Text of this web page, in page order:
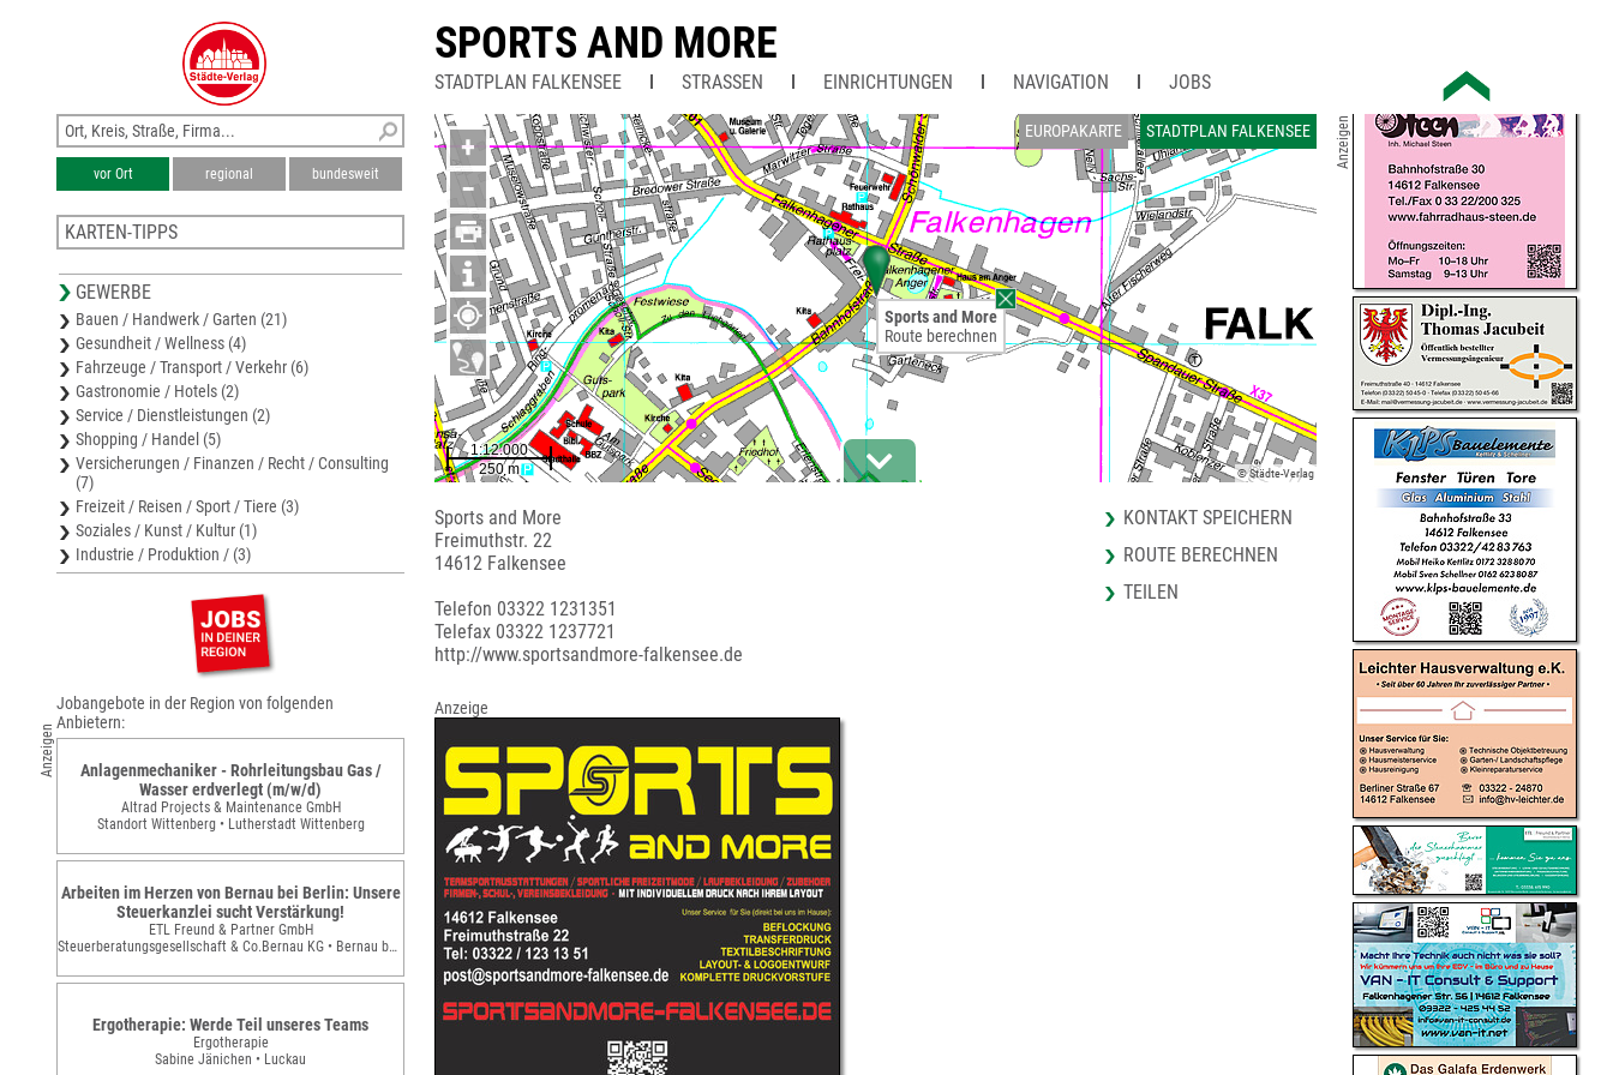
SPORTS AND MORE
STADTPLAN FALKENSEE STRASSEN EINRICHTUNGEN NAVIGATION JOBS
EUROPAKARTE STADTPLAN FALKENSEE
+
−
© Städte-Verlag
Sports and More
Route berechnen
Sports and More
Freimuthstr. 22
14612 Falkensee
Telefon 03322 1231351
Telefax 03322 1237721
http://www.sportsandmore-falkensee.de
KONTAKT SPEICHERN
ROUTE BERECHNEN
TEILEN
Anzeige
vor Ort regional bundesweit
KARTEN-TIPPS
Stadtplan Berlin-Spandau
Stadtplan Hennigsdorf
Stadtplan Velten
Stadtplan Potsdam
GEWERBE
Bauen / Handwerk / Garten (21)
Gesundheit / Wellness (4)
Fahrzeuge / Transport / Verkehr (6)
Gastronomie / Hotels (2)
Service / Dienstleistungen (2)
Shopping / Handel (5)
Versicherungen / Finanzen / Recht / Consulting
(7)
Freizeit / Reisen / Sport / Tiere (3)
Soziales / Kunst / Kultur (1)
Industrie / Produktion / (3)
Anzeigen
Jobangebote in der Region von folgenden
Anbietern:
Anlagenmechaniker - Rohrleitungsbau Gas /
Wasser erdverlegt (m/w/d)
Altrad Projects & Maintenance GmbH
Standort Wittenberg • Lutherstadt Wittenberg
Arbeiten im Herzen von Bernau bei Berlin: Unsere
Steuerkanzlei sucht Verstärkung!
ETL Freund & Partner GmbH
Steuerberatungsgesellschaft & Co.Bernau KG • Bernau bei Berlin
Ergotherapie: Werde Teil unseres Teams
Ergotherapie
Sabine Jänichen • Luckau
Anzeigen